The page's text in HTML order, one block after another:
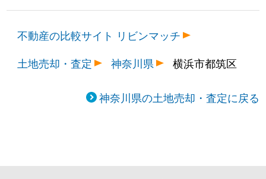
不動産の比較サイト リビンマッチ
土地売却・査定
神奈川県 横浜市都筑区
神奈川県の土地売却・査定に戻る